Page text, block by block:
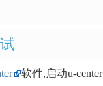
软件,启动u-center